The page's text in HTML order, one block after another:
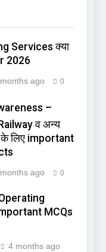
Services क्या
2026
ago 0
–
व अन्य
के लिए important
ago 0
MCQs
4 months ago